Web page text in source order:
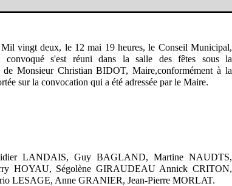
vingt deux, le 12 mai 19 heures, le Conseil Municipal,
convoqué s'est réuni dans la salle des fêtes sous la
de Monsieur Christian BIDOT, Maire,conformément à la
sur la convocation qui a été adressée par le Maire.
LANDAIS, Guy BAGLAND, Martine NAUDTS,
HOYAU, Ségolène GIRAUDEAU Annick CRITON,
LESAGE, Anne GRANIER, Jean-Pierre MORLAT.